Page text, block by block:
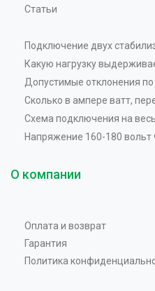
Статьи
Подключение двух
Какую нагрузку
Допустимые отклонения
Сколько в ампере ватт,
Схема подключения на
Напряжение 160-180 вольт
О компании
Оплата и возврат
Гарантия
Политика